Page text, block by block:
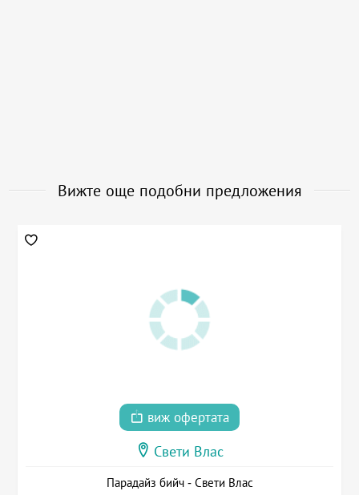
Вижте още подобни предложения
виж офертата
Свети Влас
Парадайз бийч - Свети Влас